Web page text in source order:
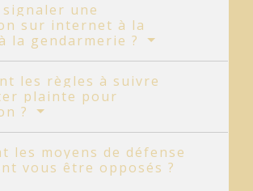
signaler une
sur internet à la
la gendarmerie ?
les règles à suivre
plainte pour
?
les moyens de défense
vous être opposés ?